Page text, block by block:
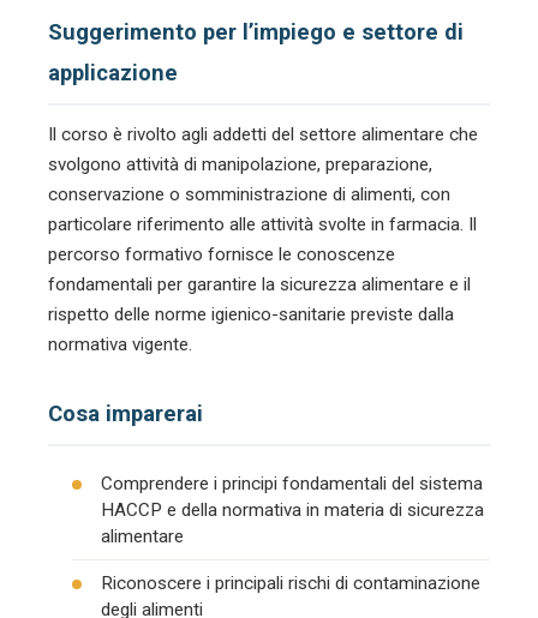
Suggerimento per l’impiego e settore di
applicazione
Il corso è rivolto agli addetti del settore alimentare che
svolgono attività di manipolazione, preparazione,
conservazione o somministrazione di alimenti, con
particolare riferimento alle attività svolte in farmacia. Il
percorso formativo fornisce le conoscenze
fondamentali per garantire la sicurezza alimentare e il
rispetto delle norme igienico-sanitarie previste dalla
normativa vigente.
Cosa imparerai
Comprendere i principi fondamentali del sistema
HACCP e della normativa in materia di sicurezza
alimentare
Riconoscere i principali rischi di contaminazione
degli alimenti